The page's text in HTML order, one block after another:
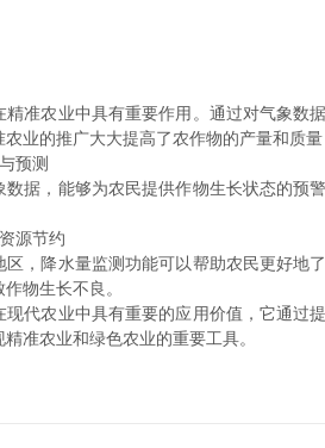
农业中具有重要作用。通过对气象数据
业的推广大大提高了农作物的产量和质
预测
，能够为农民提供作物生长状态的预警
源节约
降水量监测功能可以帮助农民更好地了
物生长不良。
农业中具有重要的应用价值，它通过提
准农业和绿色农业的重要工具。